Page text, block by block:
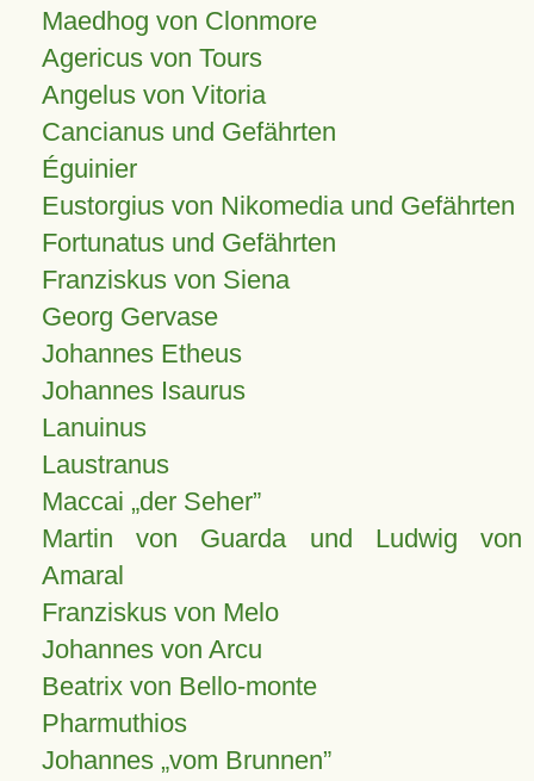
Maedhog von Clonmore
Agericus von Tours
Angelus von Vitoria
Cancianus und Gefährten
Éguinier
Eustorgius von Nikomedia und Gefährten
Fortunatus und Gefährten
Franziskus von Siena
Georg Gervase
Johannes Etheus
Johannes Isaurus
Lanuinus
Laustranus
Maccai „der Seher”
Martin von Guarda und Ludwig von
Amaral
Franziskus von Melo
Johannes von Arcu
Beatrix von Bello-monte
Pharmuthios
Johannes vom Brunnen